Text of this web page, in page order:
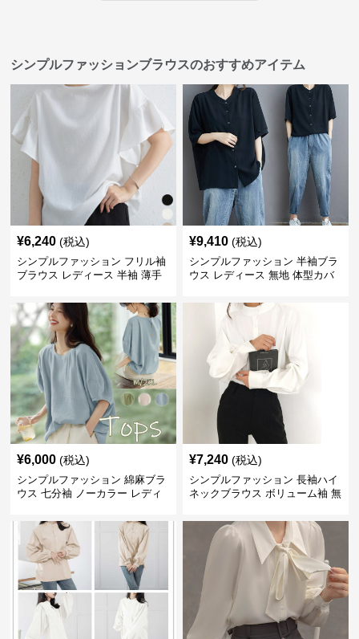
シンプルファッションブラウスのおすすめアイテム
¥6,240 (税込)
シンプルファッション フリル袖
ブラウス レディース 半袖 薄手
¥9,410 (税込)
シンプルファッション 半袖ブラ
ウス レディース 無地 体型カバ
¥6,000 (税込)
シンプルファッション 綿麻ブラ
ウス 七分袖 ノーカラー レディ
¥7,240 (税込)
シンプルファッション 長袖ハイ
ネックブラウス ボリューム袖 無